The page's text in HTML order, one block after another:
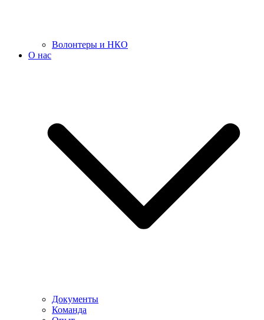
Волонтеры и НКО
О нас
Документы
Команда